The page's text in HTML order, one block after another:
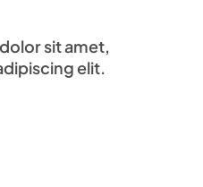
sit amet,
elit.